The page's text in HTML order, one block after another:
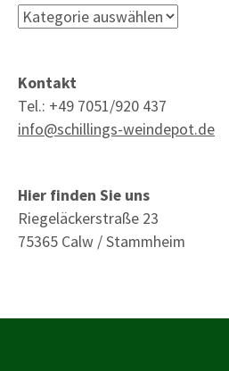
Kategorien
Kontakt
Tel.: +49 7051/920 437
info@schillings-weindepot.de
Hier finden Sie uns
Riegeläckerstraße 23
75365 Calw / Stammheim